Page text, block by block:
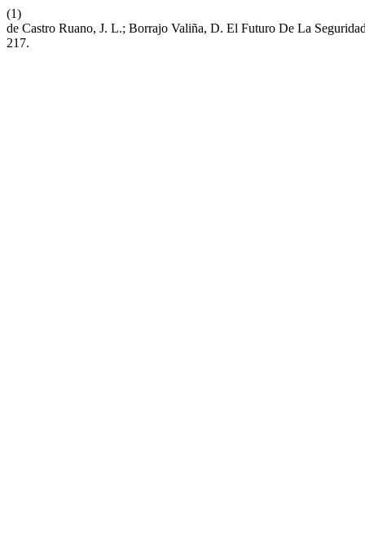
(1)
de Castro Ruano, J. L.; Borrajo Valiña, D. El Futuro De La
217.